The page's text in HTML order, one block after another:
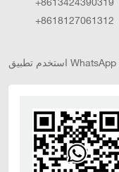
+8618127061312